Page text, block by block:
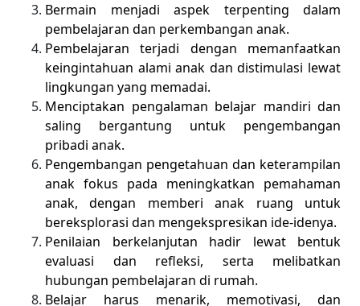
Bermain menjadi aspek terpenting dalam
pembelajaran dan perkembangan anak.
Pembelajaran terjadi dengan memanfaatkan
keingintahuan alami anak dan distimulasi lewat
lingkungan yang memadai.
Menciptakan pengalaman belajar mandiri dan
saling bergantung untuk pengembangan
pribadi anak.
Pengembangan pengetahuan dan keterampilan
anak fokus pada meningkatkan pemahaman
anak, dengan memberi anak ruang untuk
bereksplorasi dan mengekspresikan ide-idenya.
Penilaian berkelanjutan hadir lewat bentuk
evaluasi dan refleksi, serta melibatkan
hubungan pembelajaran di rumah.
Belajar harus menarik, memotivasi, dan